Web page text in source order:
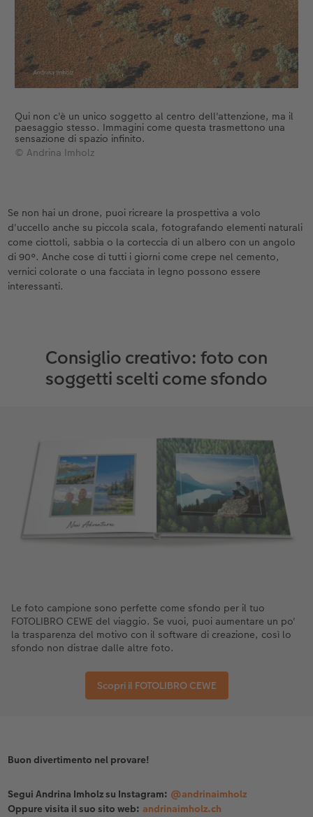
Qui non c'è un unico soggetto al centro dell'attenzione, ma il
paesaggio stesso. Immagini come questa trasmettono una
sensazione di spazio infinito.
© Andrina Imholz
Se non hai un drone, puoi ricreare la prospettiva a volo
d'uccello anche su piccola scala, fotografando elementi naturali
come ciottoli, sabbia o la corteccia di un albero con un angolo
di 90°. Anche cose di tutti i giorni come crepe nel cemento,
vernici colorate o una facciata in legno possono essere
interessanti.
Consiglio creativo: foto con
soggetti scelti come sfondo
Le foto campione sono perfette come sfondo per il tuo
FOTOLIBRO CEWE del viaggio. Se vuoi, puoi aumentare un po'
la trasparenza del motivo con il software di creazione, così lo
sfondo non distrae dalle altre foto.
Scopri il FOTOLIBRO CEWE
Buon divertimento nel provare!
Segui Andrina Imholz su Instagram: @andrinaimholz
Oppure visita il suo sito web: andrinaimholz.ch